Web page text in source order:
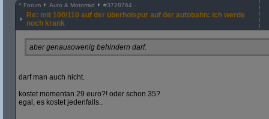
^ Forum Auto & Motorrad #3728764
Re: mit 100/110 auf der überholspur auf der autobahn: ich werde
noch krank
aber genausowenig behindern darf.
darf man auch nicht.
kostet momentan 29 euro?! oder schon 35?
egal, es kostet jedenfalls..